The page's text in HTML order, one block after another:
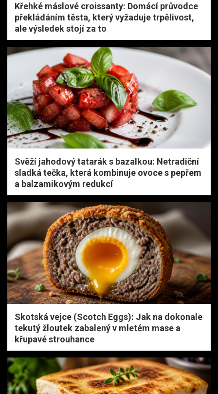
Křehké máslové croissanty: Domácí průvodce
překládáním těsta, který vyžaduje trpělivost,
ale výsledek stojí za to
Svěží jahodový tatarák s bazalkou: Netradiční
sladká tečka, která kombinuje ovoce s pepřem
a balzamikovým redukcí
Skotská vejce (Scotch Eggs): Jak na dokonale
tekutý žloutek zabalený v mletém mase a
křupavé strouhance